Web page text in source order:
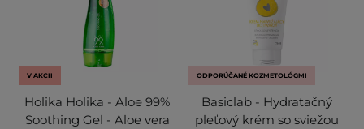
V AKCII
Holika Holika - Aloe 99%
Soothing Gel - Aloe vera
ODPORÚČANÉ KOZMETOLÓGMI
Basiclab - Hydratačný
pleťový krém so sviežou